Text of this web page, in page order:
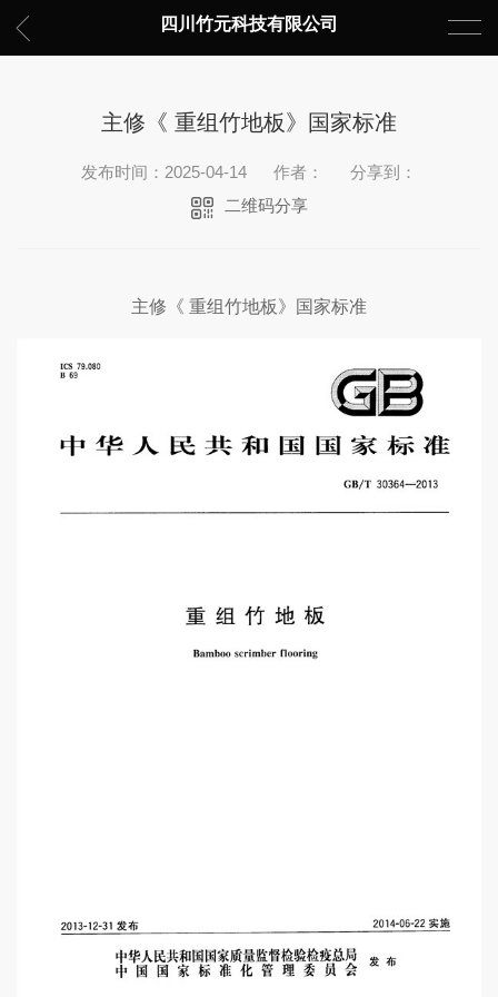
四川竹元科技有限公司
主修《 重组竹地板》国家标准
发布时间：2025-04-14 作者：
分享到：
二维码分享
主修《 重组竹地板》国家标准